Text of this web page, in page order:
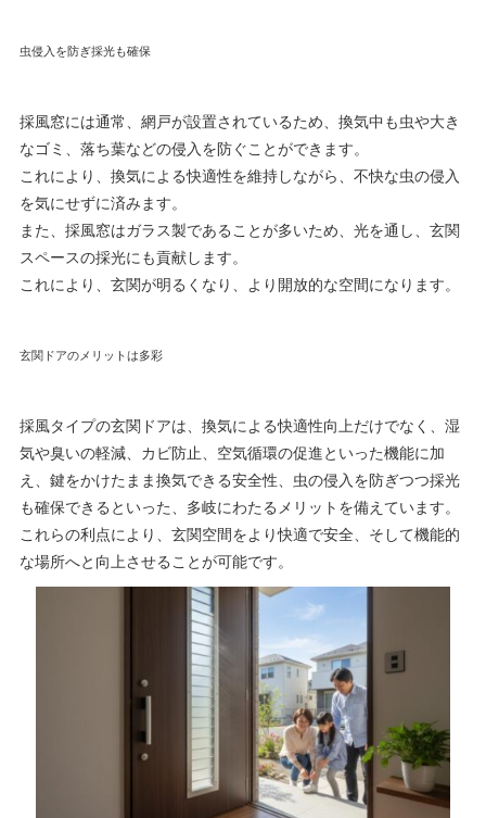
虫侵入を防ぎ採光も確保
採風窓には通常、網戸が設置されているため、換気中も虫や大き
なゴミ、落ち葉などの侵入を防ぐことができます。
これにより、換気による快適性を維持しながら、不快な虫の侵入
を気にせずに済みます。
また、採風窓はガラス製であることが多いため、光を通し、玄関
スペースの採光にも貢献します。
これにより、玄関が明るくなり、より開放的な空間になります。
玄関ドアのメリットは多彩
採風タイプの玄関ドアは、換気による快適性向上だけでなく、湿
気や臭いの軽減、カビ防止、空気循環の促進といった機能に加
え、鍵をかけたまま換気できる安全性、虫の侵入を防ぎつつ採光
も確保できるといった、多岐にわたるメリットを備えています。
これらの利点により、玄関空間をより快適で安全、そして機能的
な場所へと向上させることが可能です。